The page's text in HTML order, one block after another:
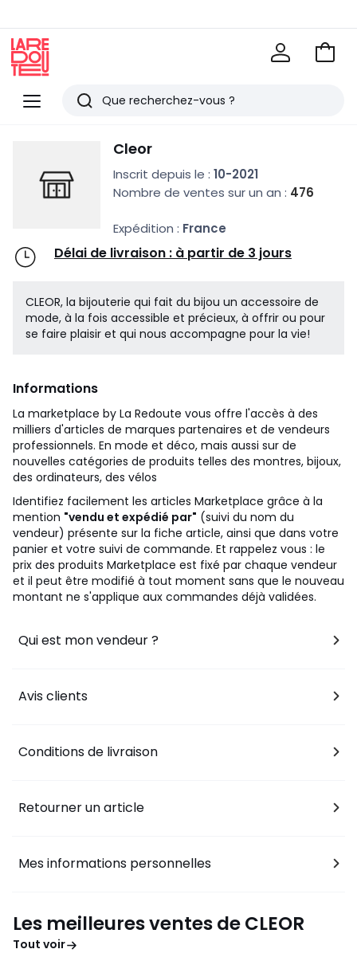
Menu
Redoute
Rechercher
articles
vus
Voir
Cleor
Inscrit depuis le : 10-2021
Nombre de ventes sur un an : 476
Expédition : France
Délai de livraison : à partir de 3 jours
CLEOR, la bijouterie qui fait du bijou un accessoire de
mode, à la fois accessible et précieux, à offrir ou pour
se faire plaisir et qui nous accompagne pour la vie!
Informations
La marketplace by La Redoute vous offre l'accès à des
milliers d'articles de marques partenaires et de vendeurs
professionnels. En mode et déco, mais aussi sur de
nouvelles catégories de produits telles des montres, bijoux,
des ordinateurs, des vélos
Identifiez facilement les articles Marketplace grâce à la
mention "vendu et expédié par" (suivi du nom du
vendeur) présente sur la fiche article, ainsi que dans votre
panier et votre suivi de commande. Et rappelez vous : le
prix des produits Marketplace est fixé par chaque vendeur
et il peut être modifié à tout moment sans que le nouveau
montant ne s'applique aux commandes déjà validées.
Qui est mon vendeur ?
Avis clients
Conditions de livraison
Retourner un article
Mes informations personnelles
Les meilleures ventes de CLEOR
Tout voir